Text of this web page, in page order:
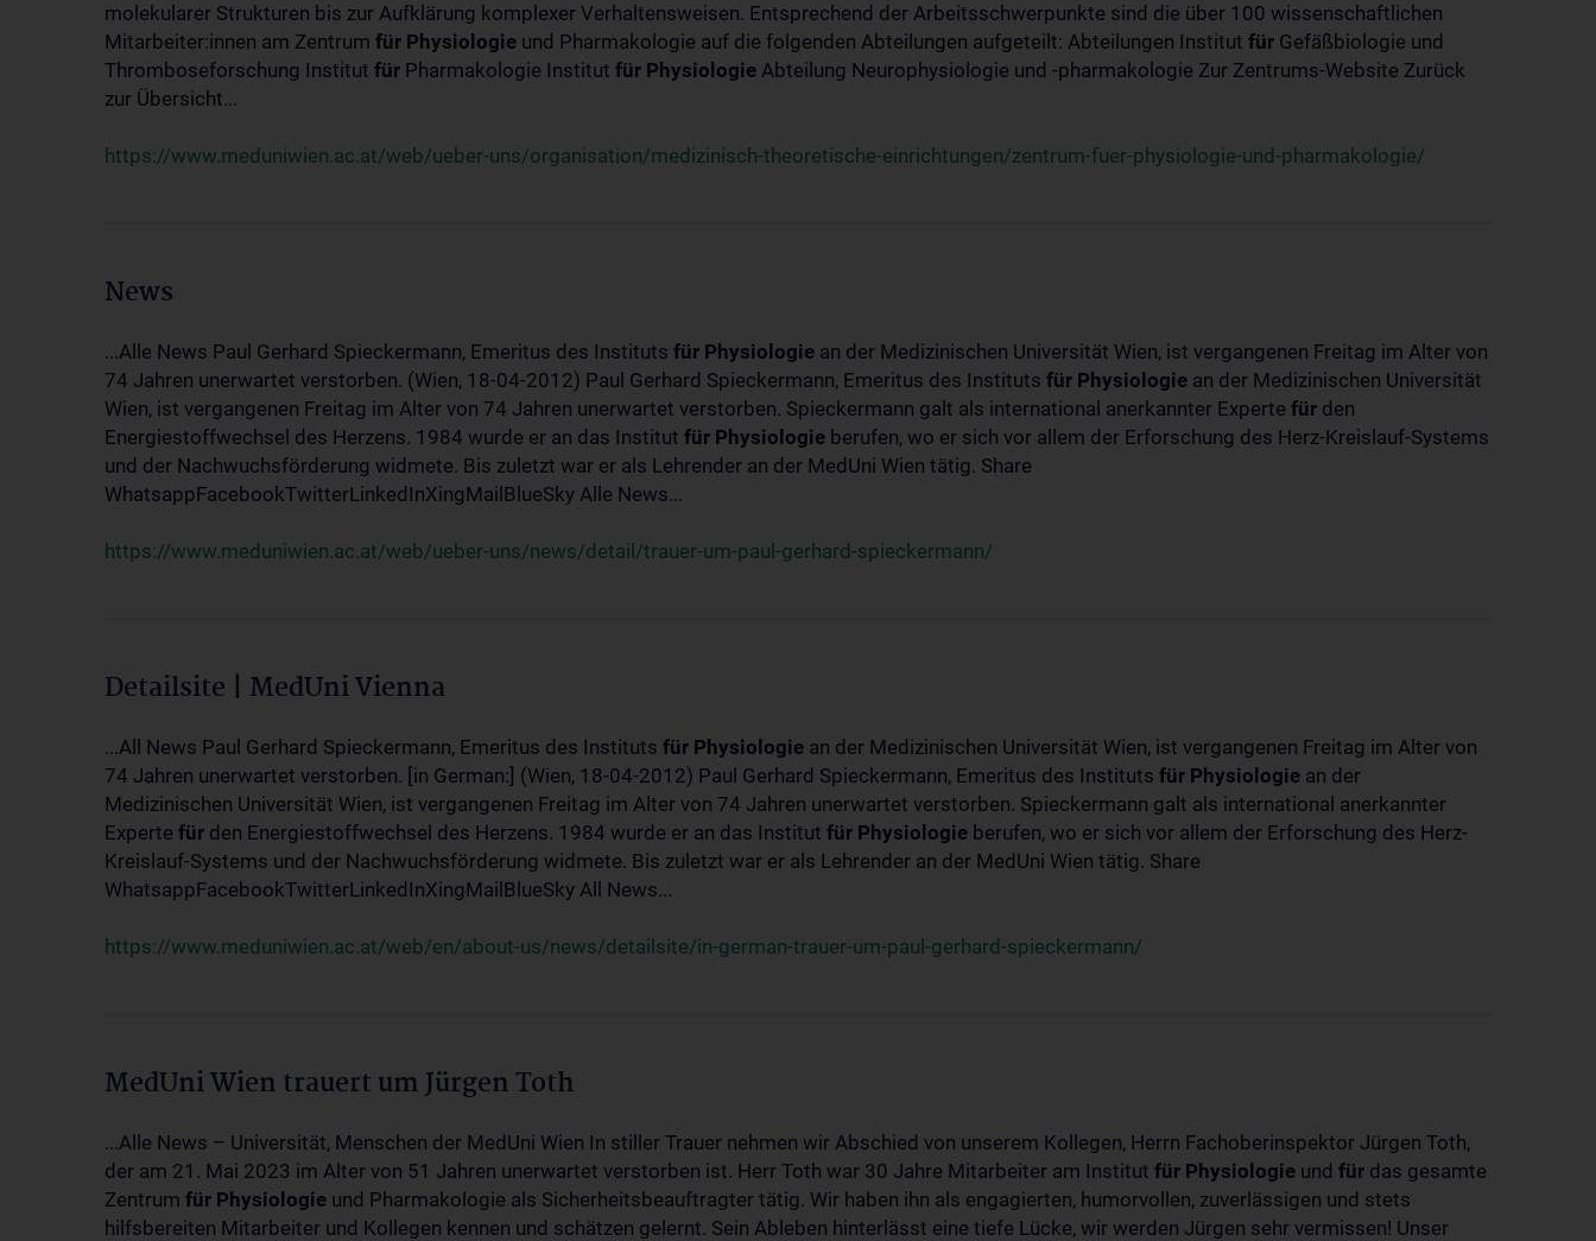
molekularer Strukturen bis zur Aufklärung komplexer Verhaltensweisen. Entsprechend der Arbeitsschwerpunkte sind die über 100 wissenschaftlichen
Mitarbeiter:innen am Zentrum für Physiologie und Pharmakologie auf die folgenden Abteilungen aufgeteilt: Abteilungen Institut für Gefäßbiologie und
Thromboseforschung Institut für Pharmakologie Institut für Physiologie Abteilung Neurophysiologie und -pharmakologie Zur Zentrums-Website Zurück
zur Übersicht...
https://www.meduniwien.ac.at/web/ueber-uns/organisation/medizinisch-theoretische-einrichtungen/zentrum-fuer-physiologie-und-pharmakologie/
News
...Alle News Paul Gerhard Spieckermann, Emeritus des Instituts für Physiologie an der Medizinischen Universität Wien, ist vergangenen Freitag im Alter von
74 Jahren unerwartet verstorben. (Wien, 18-04-2012) Paul Gerhard Spieckermann, Emeritus des Instituts für Physiologie an der Medizinischen Universität
Wien, ist vergangenen Freitag im Alter von 74 Jahren unerwartet verstorben. Spieckermann galt als international anerkannter Experte für den
Energiestoffwechsel des Herzens. 1984 wurde er an das Institut für Physiologie berufen, wo er sich vor allem der Erforschung des Herz-Kreislauf-Systems
und der Nachwuchsförderung widmete. Bis zuletzt war er als Lehrender an der MedUni Wien tätig. Share
WhatsappFacebookTwitterLinkedInXingMailBlueSky Alle News...
https://www.meduniwien.ac.at/web/ueber-uns/news/detail/trauer-um-paul-gerhard-spieckermann/
Detailsite | MedUni Vienna
...All News Paul Gerhard Spieckermann, Emeritus des Instituts für Physiologie an der Medizinischen Universität Wien, ist vergangenen Freitag im Alter von
74 Jahren unerwartet verstorben. [in German:] (Wien, 18-04-2012) Paul Gerhard Spieckermann, Emeritus des Instituts für Physiologie an der
Medizinischen Universität Wien, ist vergangenen Freitag im Alter von 74 Jahren unerwartet verstorben. Spieckermann galt als international anerkannter
Experte für den Energiestoffwechsel des Herzens. 1984 wurde er an das Institut für Physiologie berufen, wo er sich vor allem der Erforschung des Herz-
Kreislauf-Systems und der Nachwuchsförderung widmete. Bis zuletzt war er als Lehrender an der MedUni Wien tätig. Share
WhatsappFacebookTwitterLinkedInXingMailBlueSky All News...
https://www.meduniwien.ac.at/web/en/about-us/news/detailsite/in-german-trauer-um-paul-gerhard-spieckermann/
MedUni Wien trauert um Jürgen Toth
...Alle News – Universität, Menschen der MedUni Wien In stiller Trauer nehmen wir Abschied von unserem Kollegen, Herrn Fachoberinspektor Jürgen Toth,
der am 21. Mai 2023 im Alter von 51 Jahren unerwartet verstorben ist. Herr Toth war 30 Jahre Mitarbeiter am Institut für Physiologie und für das gesamte
Zentrum für Physiologie und Pharmakologie als Sicherheitsbeauftragter tätig. Wir haben ihn als engagierten, humorvollen, zuverlässigen und stets
hilfsbereiten Mitarbeiter und Kollegen kennen und schätzen gelernt. Sein Ableben hinterlässt eine tiefe Lücke, wir werden Jürgen sehr vermissen! Unser